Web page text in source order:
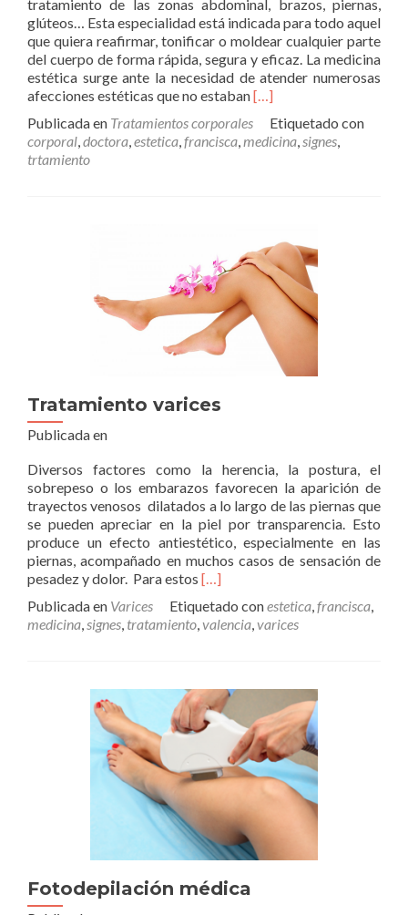
tratamiento de las zonas abdominal, brazos, piernas,
glúteos… Esta especialidad está indicada para todo aquel
que quiera reafirmar, tonificar o moldear cualquier parte
del cuerpo de forma rápida, segura y eficaz. La medicina
estética surge ante la necesidad de atender numerosas
afecciones estéticas que no estabanLeer
corporales
[…]
Publicada en Tratamientos corporales
Etiquetado con
corporal,doctora,estetica,francisca,medicina,signes,
trtamiento
Tratamiento varices
Publicada en
Diversos factores como la herencia, la postura, el
sobrepeso o los embarazos favorecen la aparición de
trayectos venosos dilatados a lo largo de las piernas que
se pueden apreciar en la piel por transparencia. Esto
produce un efecto antiestético, especialmente en las
piernas, acompañado en muchos casos de sensación de
pesadez y dolor. Para estos Leer
varices
[…]
Publicada en Varices Etiquetado conestetica,francisca,
medicina,signes, tratamiento,valencia,varices
Fotodepilación médica